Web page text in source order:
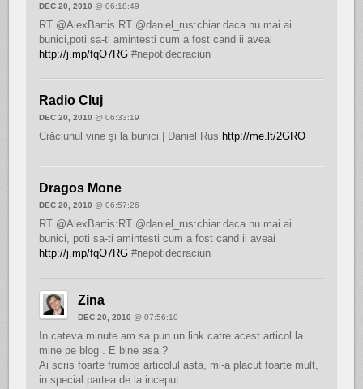
DEC 20, 2010 @ 06:18:49
RT @AlexBartis RT @daniel_rus:chiar daca nu mai ai
bunici,poti sa-ti amintesti cum a fost cand ii aveai
http://j.mp/fqO7RG#nepotidecraciun
Radio Cluj
DEC 20, 2010 @ 06:33:19
Crăciunul vine şi la bunici | Daniel Rus http://me.lt/2GRO
Dragos Mone
DEC 20, 2010 @ 06:57:26
RT @AlexBartis:RT @daniel_rus:chiar daca nu mai ai
bunici, poti sa-ti amintesti cum a fost cand ii aveai
http://j.mp/fqO7RG#nepotidecraciun
Zina
DEC 20, 2010 @ 07:56:10
In cateva minute am sa pun un link catre acest articol la
mine pe blog . E bine asa ?
Ai scris foarte frumos articolul asta, mi-a placut foarte mult,
in special partea de la inceput.